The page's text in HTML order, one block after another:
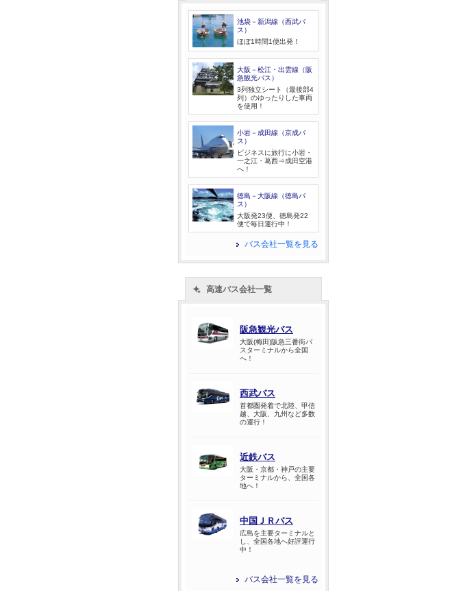
池袋－新潟線（西武バ
ス）
ほぼ1時間1便出発！
大阪－松江・出雲線（阪
急観光バス）
3列独立シート（最後部4
列）のゆったりした車両
を使用！
小岩－成田線（京成バ
ス）
ビジネスに旅行に小岩・
一之江・葛西⇒成田空港
へ！
徳島－大阪線（徳島バ
ス）
大阪発23便、徳島発22
便で毎日運行中！
バス会社一覧を見る
高速バス会社一覧
阪急観光バス
大阪(梅田)阪急三番街バ
スターミナルから全国
へ！
西武バス
首都圏発着で北陸、甲信
越、大阪、九州など多数
の運行！
近鉄バス
大阪・京都・神戸の主要
ターミナルから、全国各
地へ！
中国ＪＲバス
広島を主要ターミナルと
し、全国各地へ好評運行
中！
バス会社一覧を見る